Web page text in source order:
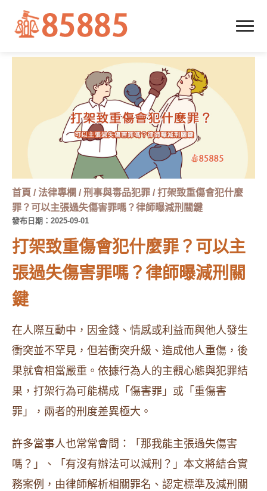
首頁 /法律專欄 /刑事與毒品犯罪 /打架致重傷會犯什麼
罪？可以主張過失傷害罪嗎？律師曝減刑關鍵
發布日期：2025-09-01
打架致重傷會犯什麼罪？可以主
張過失傷害罪嗎？律師曝減刑關
鍵
在人際互動中，因金錢、情感或利益而與他人發生
衝突並不罕見，但若衝突升級、造成他人重傷，後
果就會相當嚴重。依據行為人的主觀心態與犯罪結
果，打架行為可能構成「傷害罪」或「重傷害
罪」，兩者的刑度差異極大。
許多當事人也常常會問：「那我能主張過失傷害
嗎？」、「有沒有辦法可以減刑？」本文將結合實
務案例，由律師解析相關罪名、認定標準及減刑關